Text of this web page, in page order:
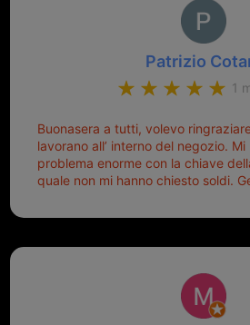
Patrizio
1
Buonasera a tutti, volevo
lavorano all’ interno del negozio.
problema enorme con la chiave
quale non mi hanno chiesto soldi.
Sicuramente tornerò qui per